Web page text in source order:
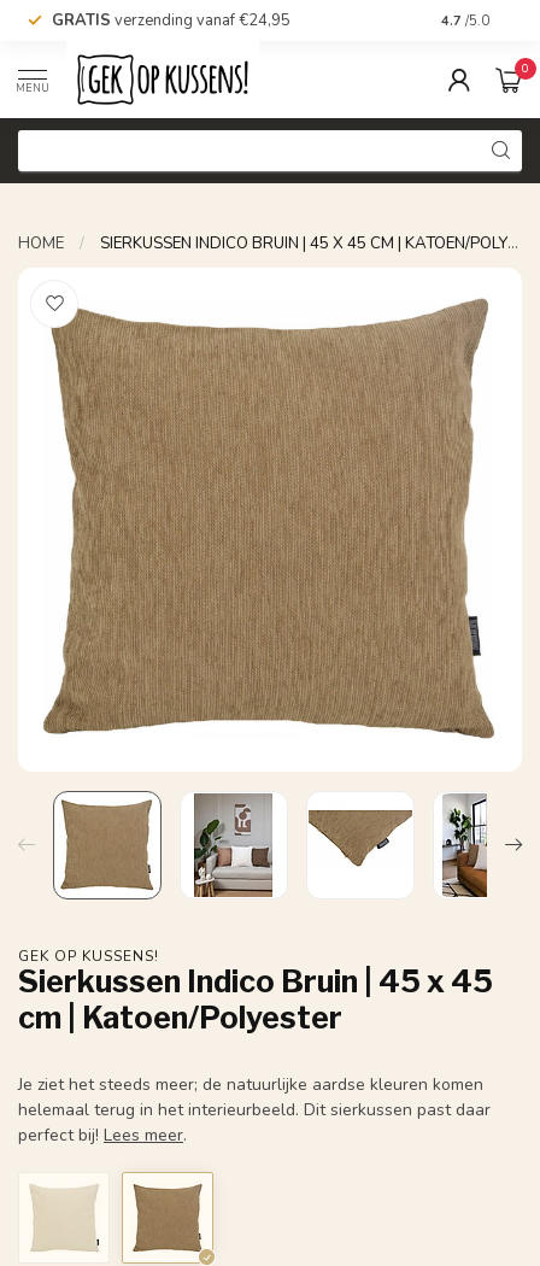
GRATIS verzending vanaf €24,95 Voor 16.00
4.7 /5.0
MENU
0
HOME / SIERKUSSEN INDICO BRUIN | 45 X 45 CM | KATOEN/POLYESTER
GEK OP KUSSENS!
Sierkussen Indico Bruin | 45 x 45
cm | Katoen/Polyester
Je ziet het steeds meer; de natuurlijke aardse kleuren komen
helemaal terug in het interieurbeeld. Dit sierkussen past daar
perfect bij! Lees meer.